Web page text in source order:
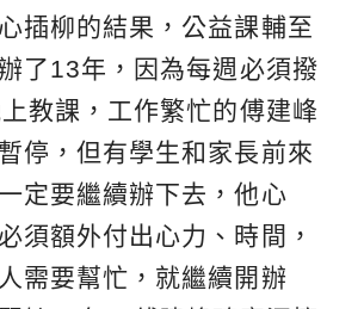
插柳的結果，公益課輔至
了13年，因為每週必須撥
教課，工作繁忙的傅建峰
停，但有學生和家長前來
定要繼續辦下去，他心
須額外付出心力、時間，
需要幫忙，就繼續開辦